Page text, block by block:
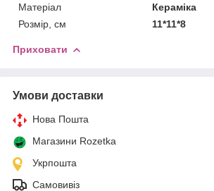
Матеріал
Кераміка
Розмір, см
11*11*8
Приховати
Умови доставки
Нова Пошта
Магазини Rozetka
Укрпошта
Самовивіз